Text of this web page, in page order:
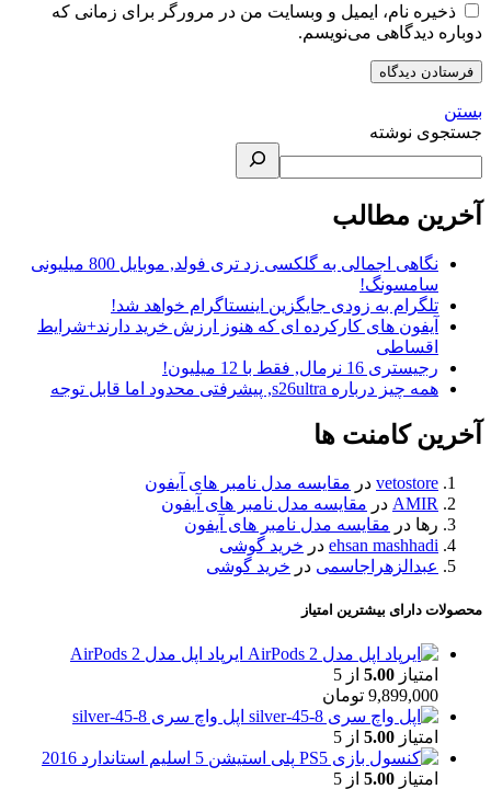
ذخیره نام، ایمیل و وبسایت من در مرورگر برای زمانی که
دوباره دیدگاهی می‌نویسم.
بستن
جستجوی نوشته
آخرین مطالب
نگاهی اجمالی به گلکسی زد تری فولد, موبایل 800 میلیونی
سامسونگ!
تلگرام به زودی جایگزین اینستاگرام خواهد شد!
آیفون های کارکرده ای که هنوز ارزش خرید دارند+شرایط
اقساطی
رجیستری 16 نرمال, فقط با 12 میلیون!
همه چیز درباره s26ultra, پیشرفتی محدود اما قابل توجه
آخرین کامنت ها
vetostore در مقایسه مدل نامبر های آیفون
AMIR در مقایسه مدل نامبر های آیفون
رها در مقایسه مدل نامبر های آیفون
ehsan mashhadi در خرید گوشی
عبدالزهراجاسمی در خرید گوشی
محصولات دارای بیشترین امتیاز
ایرپاد اپل مدل AirPods 2
امتیاز 5.00 از 5
9,899,000 تومان
اپل واچ سری 8-45-silver
امتیاز 5.00 از 5
پلی استیشن 5 اسلیم استاندارد 2016
امتیاز 5.00 از 5